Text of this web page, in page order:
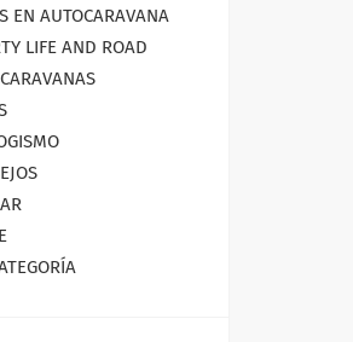
EN AUTOCARAVANA
LIFE AND ROAD